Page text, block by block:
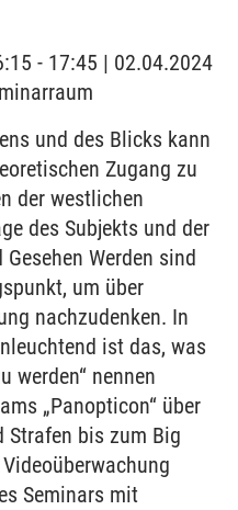
- 17:45 | 02.04.2024
und des Blicks kann
Zugang zu
der westlichen
des Subjekts und der
Werden sind
um über
nachzudenken. In
ist das, was
werden“ nennen
„Panopticon“ über
Strafen bis zum Big
Seminars mit